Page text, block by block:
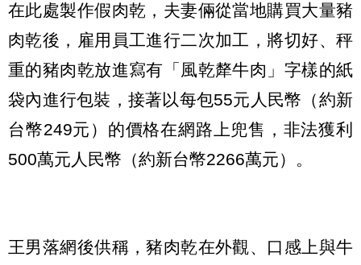
在此處製作假肉乾，夫妻倆從當地購買大量豬
肉乾後，雇用員工進行二次加工，將切好、秤
重的豬肉乾放進寫有「風乾犛牛肉」字樣的紙
袋內進行包裝，接著以每包55元人民幣（約新
台幣249元）的價格在網路上兜售，非法獲利
500萬元人民幣（約新台幣2266萬元）。
王男落網後供稱，豬肉乾在外觀、口感上與牛